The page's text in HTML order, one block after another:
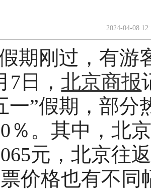
2024-04-08
期刚过，有游
7日，北京商报
一”假期，部
％。其中，北
元，北京往
价格也有不同